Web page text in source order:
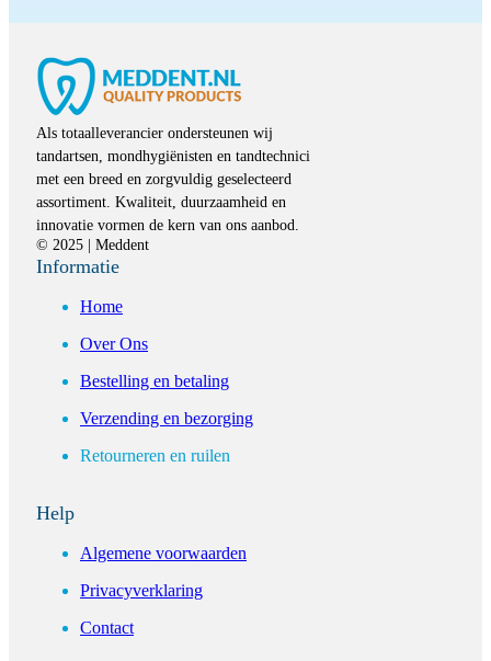
Als totaalleverancier ondersteunen wij
tandartsen, mondhygiënisten en tandtechnici
met een breed en zorgvuldig geselecteerd
assortiment. Kwaliteit, duurzaamheid en
innovatie vormen de kern van ons aanbod.
© 2025 | Meddent
Informatie
Home
Over Ons
Bestelling en betaling
Verzending en bezorging
Retourneren en ruilen
Help
Algemene voorwaarden
Privacyverklaring
Contact